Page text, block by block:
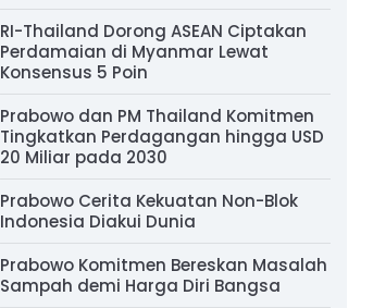
RI-Thailand Dorong ASEAN Ciptakan
Perdamaian di Myanmar Lewat
Konsensus 5 Poin
Prabowo dan PM Thailand Komitmen
Tingkatkan Perdagangan hingga USD
20 Miliar pada 2030
Prabowo Cerita Kekuatan Non-Blok
Indonesia Diakui Dunia
Prabowo Komitmen Bereskan Masalah
Sampah demi Harga Diri Bangsa